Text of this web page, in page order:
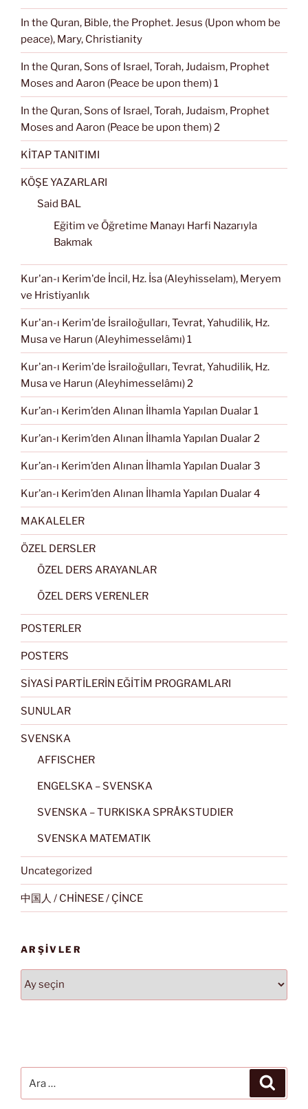
In the Quran, Bible, the Prophet. Jesus (Upon whom be
peace), Mary, Christianity
In the Quran, Sons of Israel, Torah, Judaism, Prophet
Moses and Aaron (Peace be upon them) 1
In the Quran, Sons of Israel, Torah, Judaism, Prophet
Moses and Aaron (Peace be upon them) 2
KİTAP TANITIMI
KÖŞE YAZARLARI
Said BAL
Eğitim ve Öğretime Manayı Harfi Nazarıyla
Bakmak
Kur'an-ı Kerim'de İncil, Hz. İsa (Aleyhisselam), Meryem
ve Hristiyanlık
Kur'an-ı Kerim'de İsrailoğulları, Tevrat, Yahudilik, Hz.
Musa ve Harun (Aleyhimesselâmı) 1
Kur'an-ı Kerim'de İsrailoğulları, Tevrat, Yahudilik, Hz.
Musa ve Harun (Aleyhimesselâmı) 2
Kur’an-ı Kerim’den Alınan İlhamla Yapılan Dualar 1
Kur’an-ı Kerim’den Alınan İlhamla Yapılan Dualar 2
Kur’an-ı Kerim’den Alınan İlhamla Yapılan Dualar 3
Kur’an-ı Kerim’den Alınan İlhamla Yapılan Dualar 4
MAKALELER
ÖZEL DERSLER
ÖZEL DERS ARAYANLAR
ÖZEL DERS VERENLER
POSTERLER
POSTERS
SİYASİ PARTİLERİN EĞİTİM PROGRAMLARI
SUNULAR
SVENSKA
AFFISCHER
ENGELSKA – SVENSKA
SVENSKA – TURKISKA SPRÅKSTUDIER
SVENSKA MATEMATIK
Uncategorized
中国人 / CHİNESE / ÇİNCE
ARŞIVLER
Arşivler